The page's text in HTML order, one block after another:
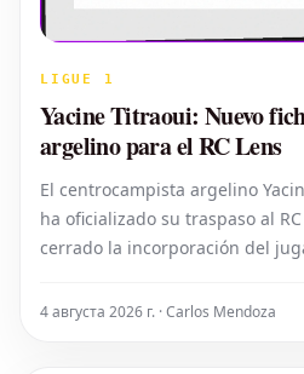
LIGUE 1
Yacine Titraoui: Nuevo
argelino para el RC Lens
El centrocampista argelino
ha oficializado su traspaso al
cerrado la incorporación del
Traducción al español: El
4 августа 2026 г. · Carlos Mendoza